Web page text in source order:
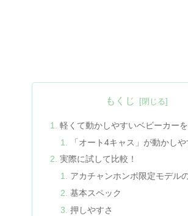
もくじ
軽くて動かしやすいベビーカーを
「オート4キャス」が動かし
実際に試して比較！
アカチャンホンポ限定モデル
基本スペック
押しやすさ